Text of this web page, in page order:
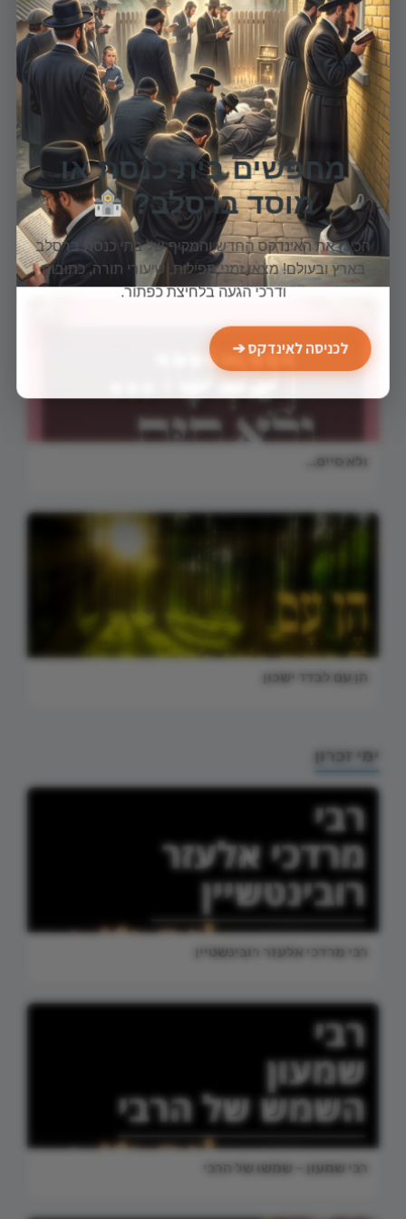
מאמרים נוספים
אהלו של רבי נחמן
ולא סיים…
הן עם לבדד ישכון
ימי זכרון
רבי מרדכי אלעזר רובינשטיין
רבי שמעון – שמשו של הרבי
מחפשים בית כנסת או
מוסד ברסלב?
הכירו את האינדקס החדש והמקיף של בתי כנסת ברסלב
בארץ ובעולם! מצאו זמני תפילות, שיעורי תורה, כתובות
ודרכי הגעה בלחיצת כפתור.
לכניסה לאינדקס ➔